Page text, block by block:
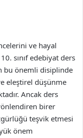
ve hayal
sınıf edebiyat ders
bu önemli disiplinde
eleştirel düşünme
Ancak ders
birer
teşvik etmesi
önem